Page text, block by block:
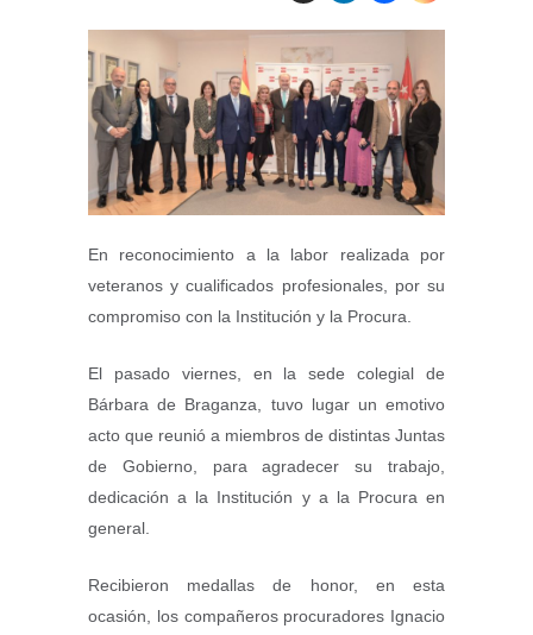
En reconocimiento a la labor realizada por
veteranos y cualificados profesionales, por su
compromiso con la Institución y la Procura.
El pasado viernes, en la sede colegial de
Bárbara de Braganza, tuvo lugar un emotivo
acto que reunió a miembros de distintas Juntas
de Gobierno, para agradecer su trabajo,
dedicación a la Institución y a la Procura en
general.
Recibieron medallas de honor, en esta
ocasión, los compañeros procuradores Ignacio